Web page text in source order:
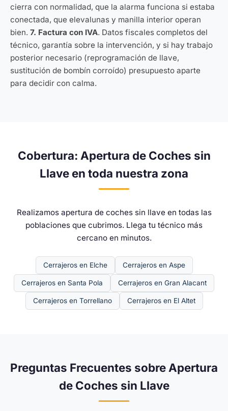
cierra con normalidad, que la alarma funciona si estaba
conectada, que elevalunas y manilla interior operan
bien. 7. Factura con IVA. Datos fiscales completos del
técnico, garantía sobre la intervención, y si hay trabajo
posterior necesario (reprogramación de llave,
sustitución de bombín corroído) presupuesto aparte
para decidir con calma.
Cobertura: Apertura de Coches sin
Llave en toda nuestra zona
Realizamos apertura de coches sin llave en todas las
poblaciones que cubrimos. Llega tu técnico más
cercano en minutos.
Cerrajeros en Elche Cerrajeros en Aspe
Cerrajeros en Santa Pola Cerrajeros en Gran Alacant
Cerrajeros en Torrellano Cerrajeros en El Altet
Preguntas Frecuentes sobre Apertura
de Coches sin Llave